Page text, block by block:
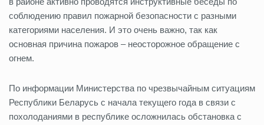
соблюдению правил пожарной безопасности с разными
категориями населения. И это очень важно, так как
основная причина пожаров – неосторожное обращение с
огнем.
По информации Министерства по чрезвычайным ситуациям
Республики Беларусь с начала текущего года в связи с
похолоданиями в республике осложнилась обстановка с